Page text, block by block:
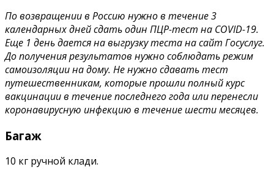
По возвращении в Россию нужно в течение 3
календарных дней сдать один ПЦР-тест на COVID-19.
Еще 1 день дается на выгрузку теста на сайт Госуслуг.
До получения результатов нужно соблюдать режим
самоизоляции на дому. Не нужно сдавать тест
путешественникам, которые прошли полный курс
вакцинации в течение последнего года или перенесли
коронавирусную инфекцию в течение шести месяцев.
Багаж
10 кг ручной клади.